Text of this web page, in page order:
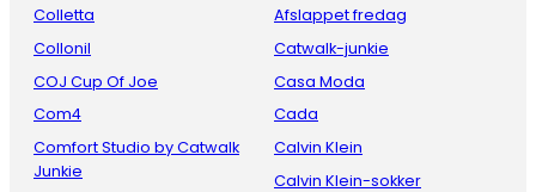
Colletta
Collonil
COJ Cup Of Joe
Com4
Comfort Studio by Catwalk
Junkie
Afslappet fredag
Catwalk-junkie
Casa Moda
Cada
Calvin Klein
Calvin Klein-sokker